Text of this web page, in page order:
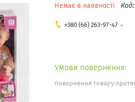
Немає в наявності Код:
+380 (66) 263-97-47
повернення товару